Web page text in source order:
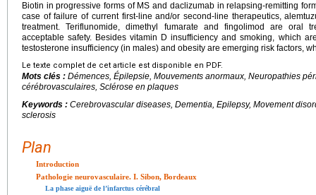
Biotin in progressive forms of MS and daclizumab in relapsing-remitting
case of failure of current first-line and/or second-line therapeutics,
treatment. Teriflunomide, dimethyl fumarate and fingolimod are oral
acceptable safety. Besides vitamin D insufficiency and smoking, which
testosterone insufficiency (in males) and obesity are emerging risk factors,
Le texte complet de cet article est disponible en PDF.
Mots clés : Démences, Épilepsie, Mouvements anormaux, Neuropathies
cérébrovasculaires, Sclérose en plaques
Keywords : Cerebrovascular diseases, Dementia, Epilepsy, Movement
sclerosis
Plan
Introduction
Pathologie neurovasculaire. I. Sibon, Bordeaux
La phase aiguë de l’infarctus cérébral